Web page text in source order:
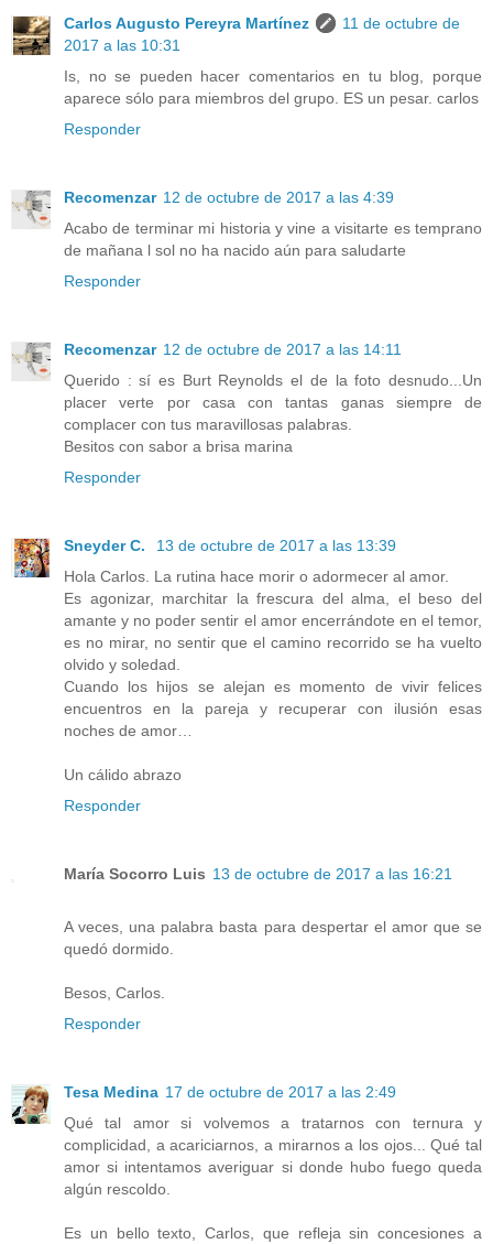
Carlos Augusto Pereyra Martínez
11 de octubre de
2017 a las 10:31
Is, no se pueden hacer comentarios en tu blog, porque
aparece sólo para miembros del grupo. ES un pesar. carlos
Responder
Recomenzar 12 de octubre de 2017 a las 4:39
Acabo de terminar mi historia y vine a visitarte es temprano
de mañana l sol no ha nacido aún para saludarte
Responder
Recomenzar 12 de octubre de 2017 a las 14:11
Querido : sí es Burt Reynolds el de la foto desnudo...Un
placer verte por casa con tantas ganas siempre de
complacer con tus maravillosas palabras.
Besitos con sabor a brisa marina
Responder
Sneyder C.
13 de octubre de 2017 a las 13:39
Hola Carlos. La rutina hace morir o adormecer al amor.
Es agonizar, marchitar la frescura del alma, el beso del
amante y no poder sentir el amor encerrándote en el temor,
es no mirar, no sentir que el camino recorrido se ha vuelto
olvido y soledad.
Cuando los hijos se alejan es momento de vivir felices
encuentros en la pareja y recuperar con ilusión esas
noches de amor…
Un cálido abrazo
Responder
María Socorro Luis 13 de octubre de 2017 a las 16:21
A veces, una palabra basta para despertar el amor que se
quedó dormido.
Besos, Carlos.
Responder
Tesa Medina 17 de octubre de 2017 a las 2:49
Qué tal amor si volvemos a tratarnos con ternura y
complicidad, a acariciarnos, a mirarnos a los ojos... Qué tal
amor si intentamos averiguar si donde hubo fuego queda
algún rescoldo.
Es un bello texto, Carlos, que refleja sin concesiones a